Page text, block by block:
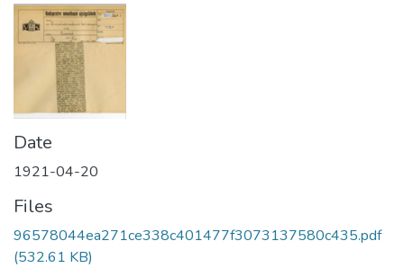
Date
1921-04-20
Files
96578044ea271ce338c401477f3073137580c435.pdf
(532.61 KB)